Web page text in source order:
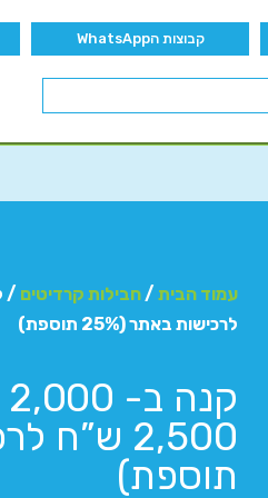
קבוצות הWhatsApp
עמוד הבית /חבילות קרדיטים
לרכישות באתר (25% תוספת)
תוספת)